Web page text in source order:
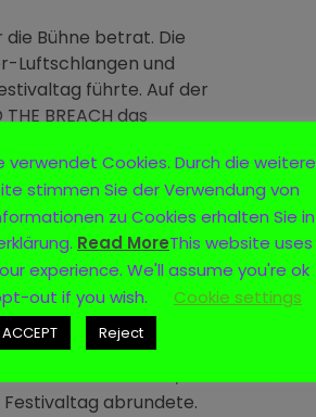
die Bühne betrat. Die
Luftschlangen und
führte. Auf der
BREACH das
und NASTY füllten
war am
Bühne unter anderem
die Besucher begeisterten.
brachten das Publikum
als erster Headliner
nur zu gerne
mit einer spektakulären
das Publikum restlos
der kleinen Bühne, bevor
abrundete.
verwendet Cookies. Durch die weitere
stimmen Sie der Verwendung von
zu Cookies erhalten Sie in
Read MoreThis website uses
experience. We'll assume you're ok
out if you wish.
Cookie settings
ACCEPT Reject